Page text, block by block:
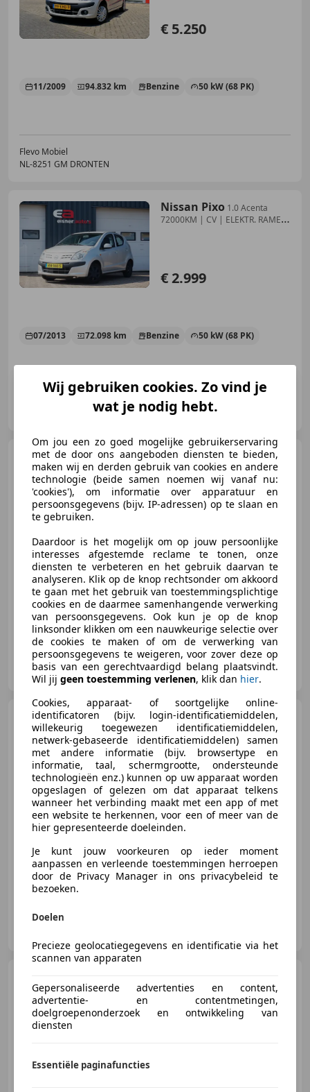
€ 5.250
11/2009 94.832 km Benzine 50 kW (68 PK)
Flevo Mobiel
NL-8251 GM DRONTEN
Nissan Pixo 1.0 Acenta
72000KM | CV | ELEKTR. RAMEN
€ 2.999
07/2013 72.098 km Benzine 50 kW (68 PK)
NL-8081 HJ ELBURG
Nissan Pixo 1.0 Visia Airco,
Apk 06/2027
€ 1.995
06/2009 155.038 km Benzine 50 kW (68 PK)
Knoops Automotive
NL-3208 LD SPIJKENISSE
Nissan Pixo1.0 Acenta | 2E
EIGENAAR |3/6 OF 12MND
GARANTE | A
€ 4.450
09/2010 45.642 km Benzine 50 kW (68 PK)
De Automakelaar Gelderland
eig.airco,audio,lmv ]
Wij gebruiken cookies. Zo vind je
wat je nodig hebt.
Om jou een zo goed mogelijke gebruikerservaring
met de door ons aangeboden diensten te bieden,
maken wij en derden gebruik van cookies en andere
technologie (beide samen noemen wij vanaf nu:
'cookies'), om informatie over apparatuur en
persoonsgegevens (bijv. IP-adressen) op te slaan en
te gebruiken.
Daardoor is het mogelijk om op jouw persoonlijke
interesses afgestemde reclame te tonen, onze
diensten te verbeteren en het gebruik daarvan te
analyseren. Klik op de knop rechtsonder om akkoord
te gaan met het gebruik van toestemmingsplichtige
cookies en de daarmee samenhangende verwerking
van persoonsgegevens. Ook kun je op de knop
linksonder klikken om een nauwkeurige selectie over
de cookies te maken of om de verwerking van
persoonsgegevens te weigeren, voor zover deze op
basis van een gerechtvaardigd belang plaatsvindt.
Wil jij geen toestemming verlenen, klik dan hier.
Cookies, apparaat- of soortgelijke online-
identificatoren (bijv. login-identificatiemiddelen,
willekeurig toegewezen identificatiemiddelen,
netwerk-gebaseerde identificatiemiddelen) samen
met andere informatie (bijv. browsertype en
informatie, taal, schermgrootte, ondersteunde
technologieën enz.) kunnen op uw apparaat worden
opgeslagen of gelezen om dat apparaat telkens
wanneer het verbinding maakt met een app of met
een website te herkennen, voor een of meer van de
hier gepresenteerde doeleinden.
Je kunt jouw voorkeuren op ieder moment
aanpassen en verleende toestemmingen herroepen
door de Privacy Manager in ons privacybeleid te
bezoeken.
Doelen
Precieze geolocatiegegevens en identificatie via het
scannen van apparaten
Gepersonaliseerde advertenties en content,
advertentie- en contentmetingen,
doelgroepenonderzoek en ontwikkeling van
diensten
Essentiële paginafuncties